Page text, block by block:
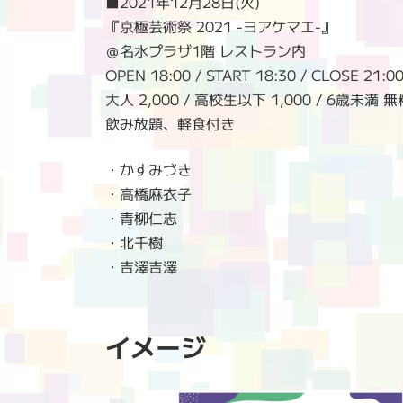
『京極芸術祭 2021 -ヨアケマエ-』
＠名水プラザ1階 レストラン内
OPEN 18:00 / START 18:30 / CLOSE 21:00
大人 2,000 / 高校生以下 1,000 / 6歳未満 無
飲み放題、軽食付き
・かすみづき
・高橋麻衣子
・青柳仁志
・北千樹
・吉澤吉澤
イメージ